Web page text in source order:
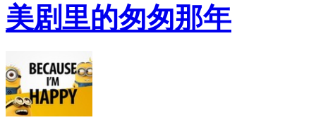
美剧里的匆匆那年